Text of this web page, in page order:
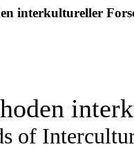
interkultureller
of